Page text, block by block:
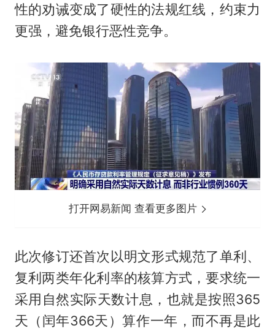
性的劝诫变成了硬性的法规红线，约束力
更强，避免银行恶性竞争。
打开网易新闻 查看更多图片
此次修订还首次以明文形式规范了单利、
复利两类年化利率的核算方式，要求统一
采用自然实际天数计息，也就是按照365
天（闰年366天）算作一年，而不再是此